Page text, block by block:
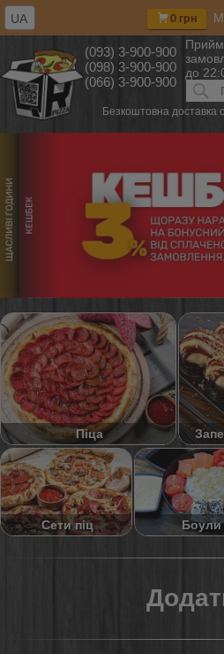
(093) 3-900-900
(098) 3-900-900
(066) 3-900-900
до
0 грн
Безкоштовна доставка
UA
Піца
Сети піц Боули